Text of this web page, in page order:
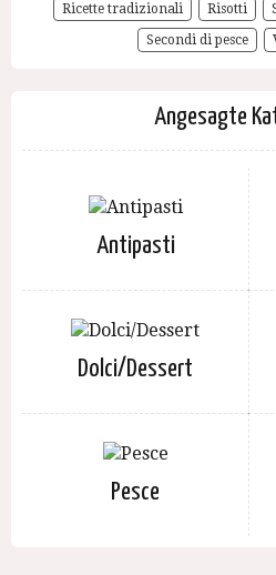
Ricette tradizionali
Risotti
Secondi di pesce
Angesagte
Antipasti
Dolci/Dessert
Pesce